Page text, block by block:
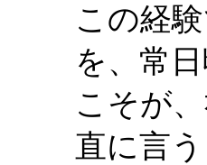
この経
を、常
こそが
直に言